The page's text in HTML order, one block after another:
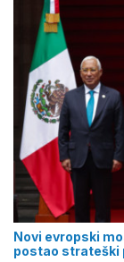
Novi evropski
postao strateški